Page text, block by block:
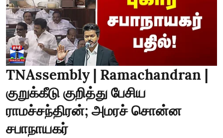
TNAssembly | Ramachandran |
குறுக்கீடு குறித்து பேசிய
ராமச்சந்திரன்; அமரச் சொன்ன
சபாநாயகர்